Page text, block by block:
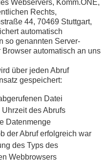
Webservers, Komm.ONE,
Rechts,
44, 70469 Stuttgart,
automatisch
so genannten Server-
Browser automatisch an uns
über jeden Abruf
gespeichert:
Datei
Uhrzeit des Abrufs
Datenmenge
der Abruf erfolgreich war
des Typs des
Webbrowsers